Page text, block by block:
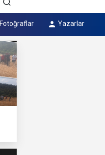
Fotoğraflar Yazarlar